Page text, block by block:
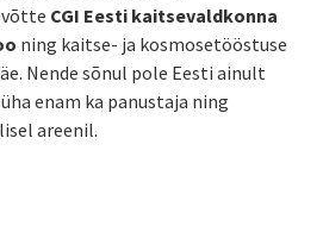
CGI Eesti kaitsevaldkonna
ning kaitse- ja kosmosetööstuse
Nende sõnul pole Eesti ainult
enam ka panustaja ning
areenil.